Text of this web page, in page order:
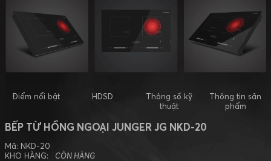
Điểm nổi bật HDSD
Thông số kỹ
thuật
Thông tin sản
phẩm
BẾP TỪ HỒNG NGOẠI JUNGER JG NKD-20
Mã: NKD-20
KHO HÀNG:
CÒN HÀNG